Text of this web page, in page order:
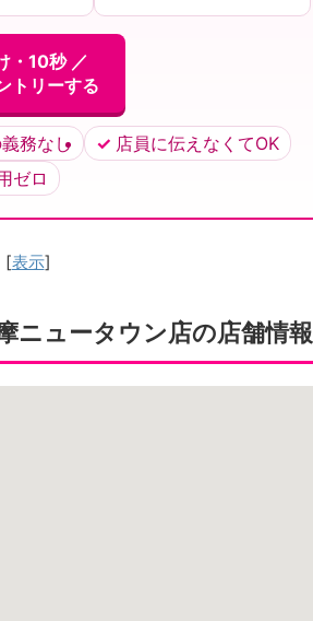
・10秒 ／
トリーする
務なし
店員に伝えなくてOK
ゼロ
[表示]
ュータウン店の店舗情報